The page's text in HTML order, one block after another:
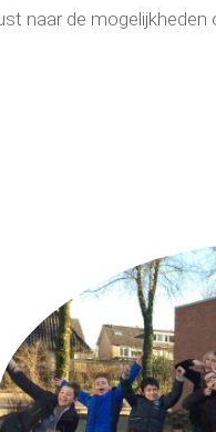
naar de mogelijkheden